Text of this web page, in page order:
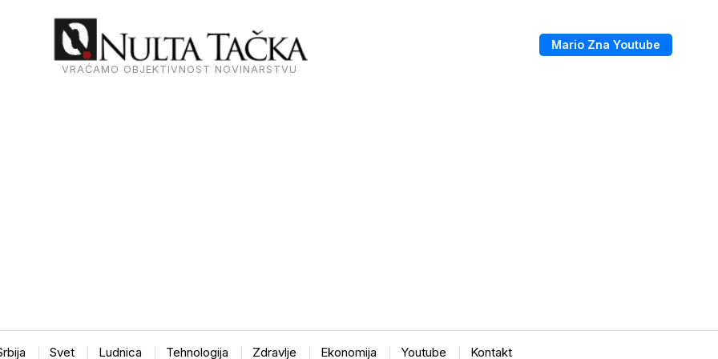
VRAĆAMO OBJEKTIVNOST NOVINARSTVU
Mario Zna Youtube
Svet Ludnica Tehnologija Zdravlje Ekonomija Youtube Kontakt